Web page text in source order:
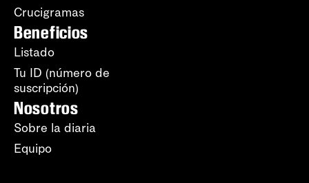
Crucigramas
Beneficios
Listado
Tu ID (número de
suscripción)
Nosotros
Sobre la diaria
Equipo